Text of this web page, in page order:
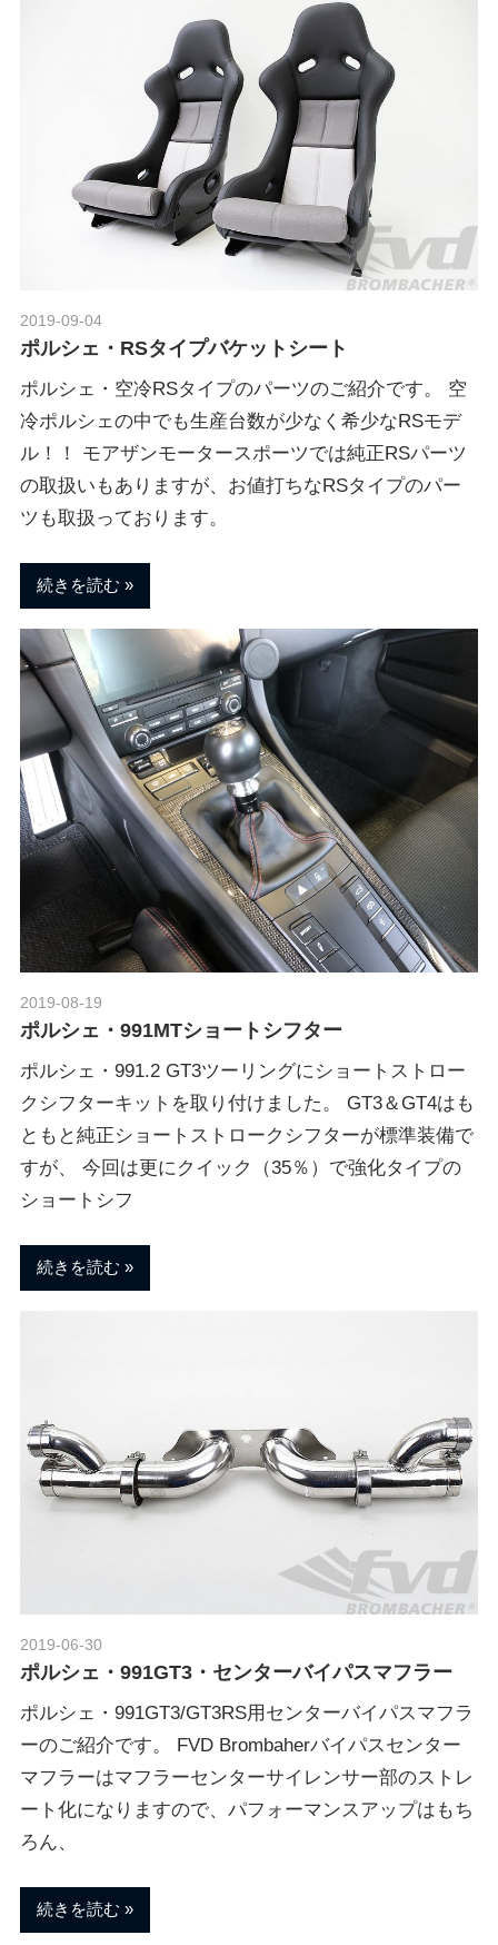
2019-09-04
ポルシェ・RSタイプバケットシート
ポルシェ・空冷RSタイプのパーツのご紹介です。 空
冷ポルシェの中でも生産台数が少なく希少なRSモデ
ル！！ モアザンモータースポーツでは純正RSパーツ
の取扱いもありますが、お値打ちなRSタイプのパー
ツも取扱っております。
続きを読む
2019-08-19
ポルシェ・991MTショートシフター
ポルシェ・991.2 GT3ツーリングにショートストロー
クシフターキットを取り付けました。 GT3＆GT4はも
ともと純正ショートストロークシフターが標準装備で
すが、 今回は更にクイック（35％）で強化タイプの
ショートシフ
続きを読む
2019-06-30
ポルシェ・991GT3・センターバイパスマフラー
ポルシェ・991GT3/GT3RS用センターバイパスマフラ
ーのご紹介です。 FVD Brombaherバイパスセンター
マフラーはマフラーセンターサイレンサー部のストレ
ート化になりますので、パフォーマンスアップはもち
ろん、
続きを読む